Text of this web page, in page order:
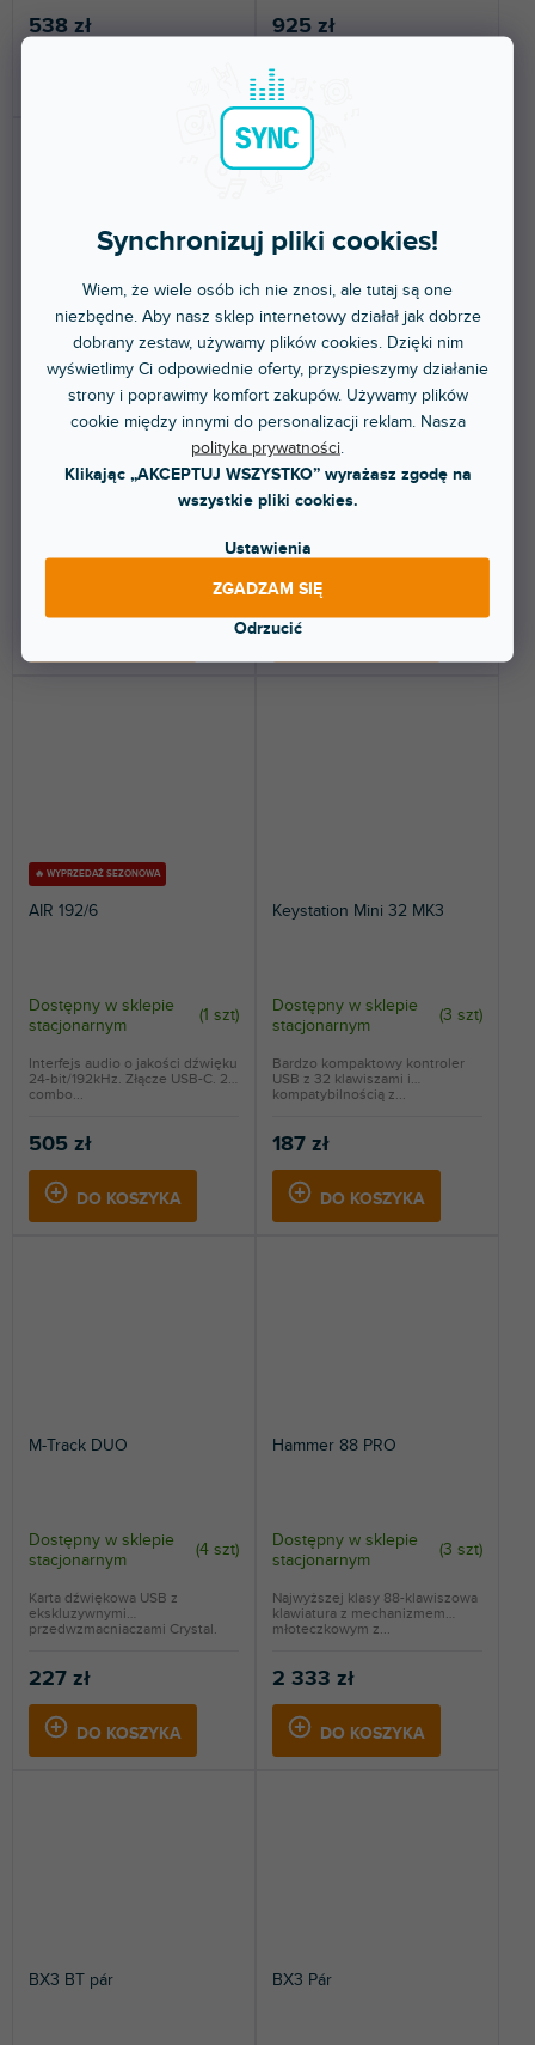
Synchronizuj pliki cookies!
Wiem, że wiele osób ich nie znosi, ale tutaj są one
niezbędne. Aby nasz sklep internetowy działał jak dobrze
dobrany zestaw, używamy plików cookies. Dzięki nim
wyświetlimy Ci odpowiednie oferty, przyspieszymy działanie
strony i poprawimy komfort zakupów. Używamy plików
cookie między innymi do personalizacji reklam. Nasza
polityka prywatności.
Klikając „AKCEPTUJ WSZYSTKO” wyrażasz zgodę na
wszystkie pliki cookies.
Ustawienia
Odrzucić
ZGADZAM SIĘ
538 zł 925 zł
🔥 WYPRZEDAŻ SEZONOWA
Oxygen PRO Mini
stacjonarnym
(2 szt)
Klawiatura USB MIDI. Liczba
SP-2
Dostępny w sklepie
stacjonarnym
76,10 zł
Uniwersalny pedał sustain.
🔥 WYPRZEDAŻ SEZONOWA
AIR 192/6
Dostępny w sklepie
stacjonarnym
(1 szt)
505 zł
DO KOSZYKA
Interfejs audio o jakości dźwięku
24-bit/192kHz. Złącze USB-C. 2x
combo...
Keystation Mini 32 MK3
Dostępny w sklepie
stacjonarnym
(3 szt)
187 zł
DO KOSZYKA
Bardzo kompaktowy kontroler
USB z 32 klawiszami i
kompatybilnością z...
M-Track DUO
Dostępny w sklepie
stacjonarnym
(4 szt)
227 zł
DO KOSZYKA
Karta dźwiękowa USB z
ekskluzywnymi
przedwzmacniaczami Crystal.
Hammer 88 PRO
Dostępny w sklepie
stacjonarnym
(3 szt)
2 333 zł
DO KOSZYKA
Najwyższej klasy 88-klawiszowa
klawiatura z mechanizmem
młoteczkowym z...
BX3 BT pár BX3 Pár